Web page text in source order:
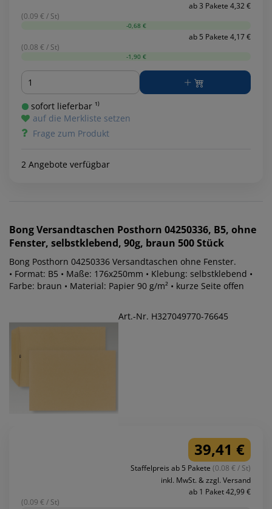
ab 3 Pakete 4,32 €
(0.09 € / St)
-0,68 €
ab 5 Pakete 4,17 €
(0.08 € / St)
-1,90 €
Menge
sofort lieferbar ¹⁾
auf die Merkliste setzen
Frage zum Produkt
2 Angebote verfügbar
BongVersandtaschen Posthorn 04250336, B5, ohne
Fenster, selbstklebend, 90g, braun 500 Stück
Bong Posthorn 04250336 Versandtaschen ohne Fenster.
• Format: B5 • Maße: 176x250mm • Klebung: selbstklebend •
Farbe: braun • Material: Papier 90 g/m² • kurze Seite offen
Art.-Nr. H327049770-76645
39,41 €
Staffelpreis ab 5 Pakete (0.08 € / St)
inkl. MwSt. & zzgl. Versand
ab 1 Paket 42,99 €
(0.09 € / St)